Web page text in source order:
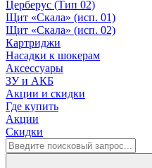
Церберус (Тип 02)
Щит «Скала» (исп. 01)
Щит «Скала» (исп. 02)
Картриджи
Насадки к шокерам
Аксессуары
ЗУ и АКБ
Акции и скидки
Где купить
Акции
Скидки